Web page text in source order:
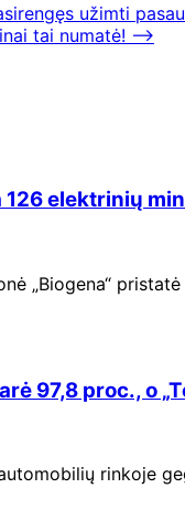
užimti
tai numatė! ⟶
elektrinių
„Biogena“
proc., o
rinkoje